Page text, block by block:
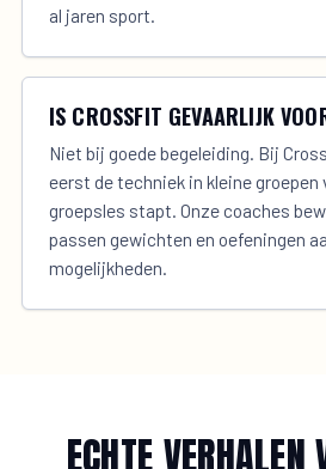
al jaren sport.
IS CROSSFIT GEVAARLIJK
Niet bij goede begeleiding. Bij
eerst de techniek in kleine groepen
groepsles stapt. Onze coaches
passen gewichten en oefeningen
mogelijkheden.
ECHTE VERHALEN